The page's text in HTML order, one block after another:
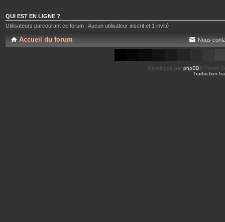
QUI EST EN LIGNE ?
Utilisateurs parcourant ce forum : Aucun utilisateur inscrit et 1 invité
Accueil du forum Nous
Développé par phpBB ® Forum
Traduction